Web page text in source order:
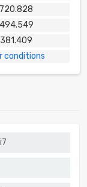
720.828
494.549
381.409
conditions